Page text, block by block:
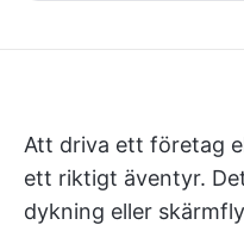
Att driva ett företag
ett riktigt äventyr.
dykning eller